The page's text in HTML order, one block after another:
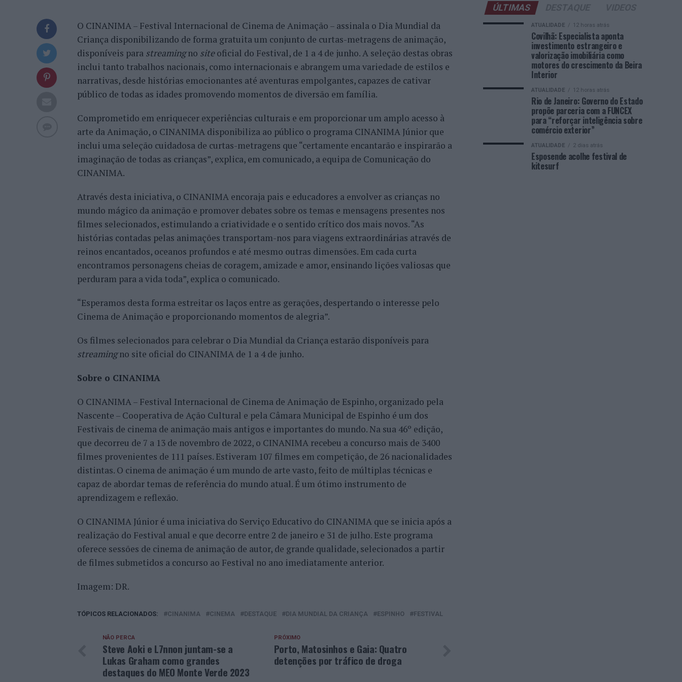
O CINANIMA – Festival Internacional de Cinema de Animação – assinala o Dia Mundial da
Criança disponibilizando de forma gratuita um conjunto de curtas-metragens de animação,
disponíveis para streamingno siteoficial do Festival, de 1 a 4 de junho. A seleção destas obras
inclui tanto trabalhos nacionais, como internacionais e abrangem uma variedade de estilos e
narrativas, desde histórias emocionantes até aventuras empolgantes, capazes de cativar
público de todas as idades promovendo momentos de diversão em família.
Comprometido em enriquecer experiências culturais e em proporcionar um amplo acesso à
arte da Animação, o CINANIMA disponibiliza ao público o programa CINANIMA Júnior que
inclui uma seleção cuidadosa de curtas-metragens que “certamente encantarão e inspirarão a
imaginação de todas as crianças”, explica, em comunicado, a equipa de Comunicação do
CINANIMA.
Através desta iniciativa, o CINANIMA encoraja pais e educadores a envolver as crianças no
mundo mágico da animação e promover debates sobre os temas e mensagens presentes nos
filmes selecionados, estimulando a criatividade e o sentido crítico dos mais novos. “As
histórias contadas pelas animações transportam-nos para viagens extraordinárias através de
reinos encantados, oceanos profundos e até mesmo outras dimensões. Em cada curta
encontramos personagens cheias de coragem, amizade e amor, ensinando lições valiosas que
perduram para a vida toda”, explica o comunicado.
“Esperamos desta forma estreitar os laços entre as gerações, despertando o interesse pelo
Cinema de Animação e proporcionando momentos de alegria”.
Os filmes selecionados para celebrar o Dia Mundial da Criança estarão disponíveis para
streamingno site oficial do CINANIMA de 1 a 4 de junho.
Sobre o CINANIMA
O CINANIMA – Festival Internacional de Cinema de Animação de Espinho, organizado pela
Nascente – Cooperativa de Ação Cultural e pela Câmara Municipal de Espinho é um dos
Festivais de cinema de animação mais antigos e importantes do mundo. Na sua 46º edição,
que decorreu de 7 a 13 de novembro de 2022, o CINANIMA recebeu a concurso mais de 3400
filmes provenientes de 111 países. Estiveram 107 filmes em competição, de 26 nacionalidades
distintas. O cinema de animação é um mundo de arte vasto, feito de múltiplas técnicas e
capaz de abordar temas de referência do mundo atual. É um ótimo instrumento de
aprendizagem e reflexão.
O CINANIMA Júnior é uma iniciativa do Serviço Educativo do CINANIMA que se inicia após a
realização do Festival anual e que decorre entre 2 de janeiro e 31 de julho. Este programa
oferece sessões de cinema de animação de autor, de grande qualidade, selecionados a partir
de filmes submetidos a concurso ao Festival no ano imediatamente anterior.
Imagem: DR.
TÓPICOS RELACIONADOS: CINANIMA CINEMA DESTAQUE DIA MUNDIAL DA CRIANÇA ESPINHO FESTIVAL
PRÓXIMO
Porto, Matosinhos e Gaia: Quatro
detenções por tráfico de droga
NÃO PERCA
Steve Aoki e L7nnon juntam-se a
Lukas Graham como grandes
destaques do MEO Monte Verde 2023
ÚLTIMAS
ATUALIDADE 12 horas atrás
Covilhã: Especialista aponta
investimento estrangeiro e
valorização imobiliária como
motores do crescimento da Beira
Interior
ATUALIDADE 12 horas atrás
Rio de Janeiro: Governo do Estado
propõe parceria com a FUNCEX
para “reforçar inteligência sobre
comércio exterior”
ATUALIDADE 2 dias atrás
Esposende acolhe festival de
kitesurf